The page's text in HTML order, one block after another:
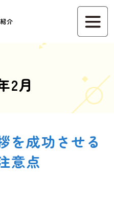
介
2月
を成功させる
意点